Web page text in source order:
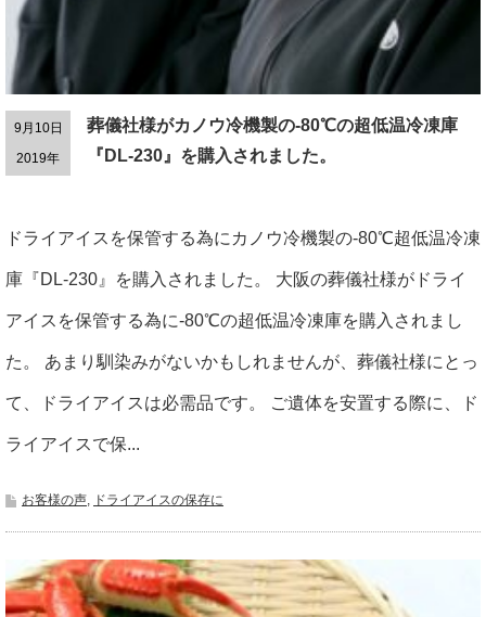
9月10日
2019年
葬儀社様がカノウ冷機製の-80℃の超低温冷凍庫
『DL-230』を購入されました。
ドライアイスを保管する為にカノウ冷機製の-80℃超低温冷凍
庫『DL-230』を購入されました。 大阪の葬儀社様がドライ
アイスを保管する為に-80℃の超低温冷凍庫を購入されまし
た。 あまり馴染みがないかもしれませんが、葬儀社様にとっ
て、ドライアイスは必需品です。 ご遺体を安置する際に、ド
ライアイスで保...
お客様の声 ドライアイスの保存に